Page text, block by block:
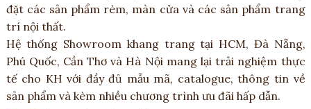
đặt các sản phẩm rèm, màn cửa và các sản phẩm trang
trí nội thất.
Hệ thống Showroom khang trang tại HCM, Đà Nẵng,
Phú Quốc, Cần Thơ và Hà Nội mang lại trải nghiệm thực
tế cho KH với đầy đủ mẫu mã, catalogue, thông tin về
sản phẩm và kèm nhiều chương trình ưu đãi hấp dẫn.